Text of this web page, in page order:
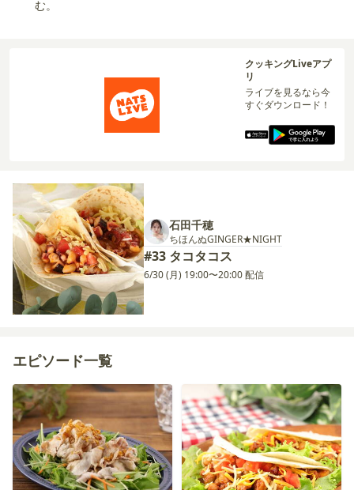
む。
クッキングLiveアプ
リ
ライブを見るなら今
すぐダウンロード！
石田千穂
ちほんぬGINGER★NIGHT
#33 タコタコス
6/30 (月) 19:00〜20:00 配信
エピソード一覧